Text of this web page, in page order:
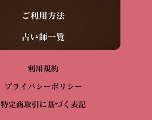
ご利用方法
占い師一覧
利用規約
プライバシーポリシー
特定商取引に基づく表記